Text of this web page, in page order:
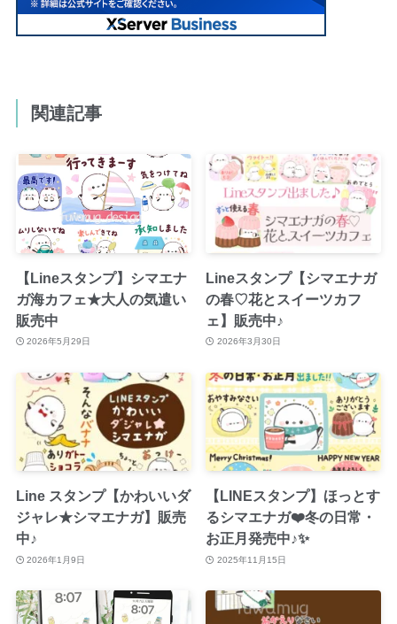
関連記事
【Lineスタンプ】シマエナ
ガ海カフェ★大人の気遣い
販売中
2026年5月29日
Lineスタンプ【シマエナガ
の春♡花とスイーツカフ
ェ】販売中♪
2026年3月30日
Line スタンプ【かわいいダ
ジャレ★シマエナガ】販売
中♪
2026年1月9日
【LINEスタンプ】ほっとす
るシマエナガ❤️冬の日常・
お正月発売中♪✨
2025年11月15日